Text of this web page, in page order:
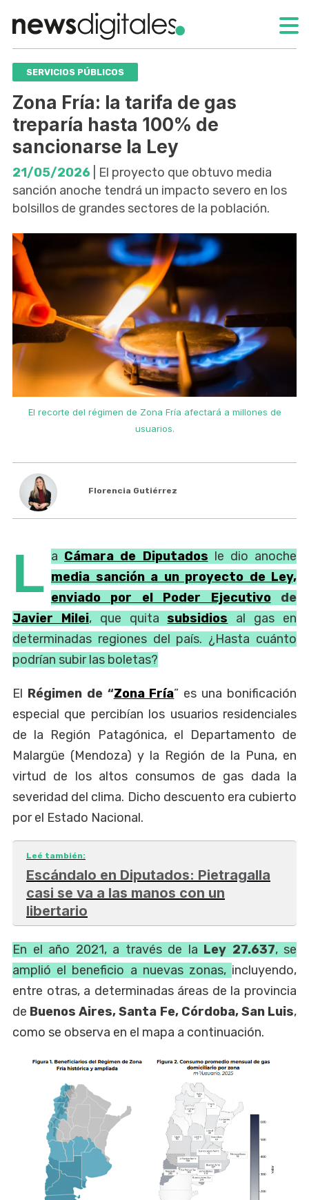
SERVICIOS PÚBLICOS
Zona Fría: la tarifa de gas
treparía hasta 100% de
sancionarse la Ley
21/05/2026 | El proyecto que obtuvo media
sanción anoche tendrá un impacto severo en los
bolsillos de grandes sectores de la población.
El recorte del régimen de Zona Fría afectará a millones de
usuarios.
Florencia Gutiérrez
L a Cámara de Diputados le dio anoche
media sanción a un proyecto de Ley,
enviado por el Poder Ejecutivode
Javier Milei, que quitasubsidios al gas en
determinadas regiones del país. ¿Hasta cuánto
podrían subir las boletas?
El Régimen de “Zona Fría” es una bonificación
especial que percibían los usuarios residenciales
de la Región Patagónica, el Departamento de
Malargüe (Mendoza) y la Región de la Puna, en
virtud de los altos consumos de gas dada la
severidad del clima. Dicho descuento era cubierto
por el Estado Nacional.
Leé también:
Escándalo en Diputados: Pietragalla
casi se va a las manos con un
libertario
En el año 2021, a través de la Ley 27.637, se
amplió el beneficio a nuevas zonas, incluyendo,
entre otras, a determinadas áreas de la provincia
de Buenos Aires, Santa Fe, Córdoba, San Luis,
como se observa en el mapa a continuación.